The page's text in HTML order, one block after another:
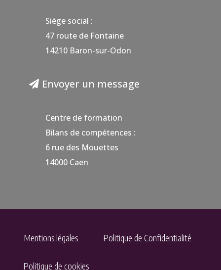
Siège social :
47 route de Fontaine
14210 Baron-sur-Odon
Envoyer un message
Centre de formation
Bilans de compétences :
6 rue des Mouettes
14000 Caen
Mentions légales Politique de Confidentialité
Politique de cookies